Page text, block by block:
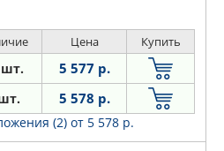
Цена Купить
шт. 5 577 р.
5 578 р.
(2) от 5 578 р.